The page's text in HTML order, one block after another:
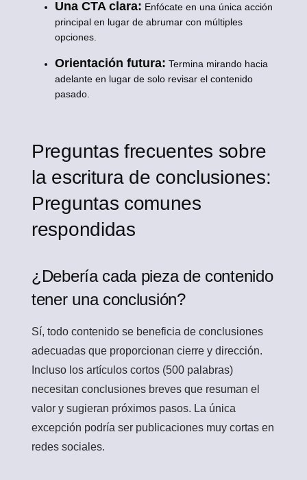
Una CTA clara: Enfócate en una única acción
principal en lugar de abrumar con múltiples
opciones.
Orientación futura: Termina mirando hacia
adelante en lugar de solo revisar el contenido
pasado.
Preguntas frecuentes sobre
la escritura de conclusiones:
Preguntas comunes
respondidas
¿Debería cada pieza de contenido
tener una conclusión?
Sí, todo contenido se beneficia de conclusiones
adecuadas que proporcionan cierre y dirección.
Incluso los artículos cortos (500 palabras)
necesitan conclusiones breves que resuman el
valor y sugieran próximos pasos. La única
excepción podría ser publicaciones muy cortas en
redes sociales.